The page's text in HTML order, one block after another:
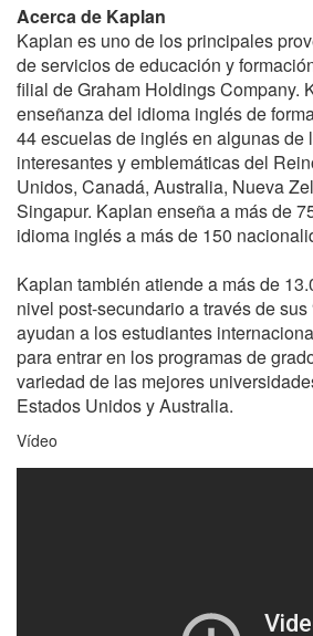
Acerca de Kaplan
Kaplan es uno de los principales
de servicios de educación y
filial de Graham Holdings Company.
enseñanza del idioma inglés de
44 escuelas de inglés en algunas de
interesantes y emblemáticas del
Unidos, Canadá, Australia, Nueva
Singapur. Kaplan enseña a más de
idioma inglés a más de 150
Kaplan también atiende a más de
nivel post-secundario a través de sus
ayudan a los estudiantes
para entrar en los programas de
variedad de las mejores
Estados Unidos y Australia.
Vídeo